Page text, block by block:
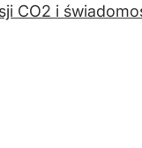
CO2 i